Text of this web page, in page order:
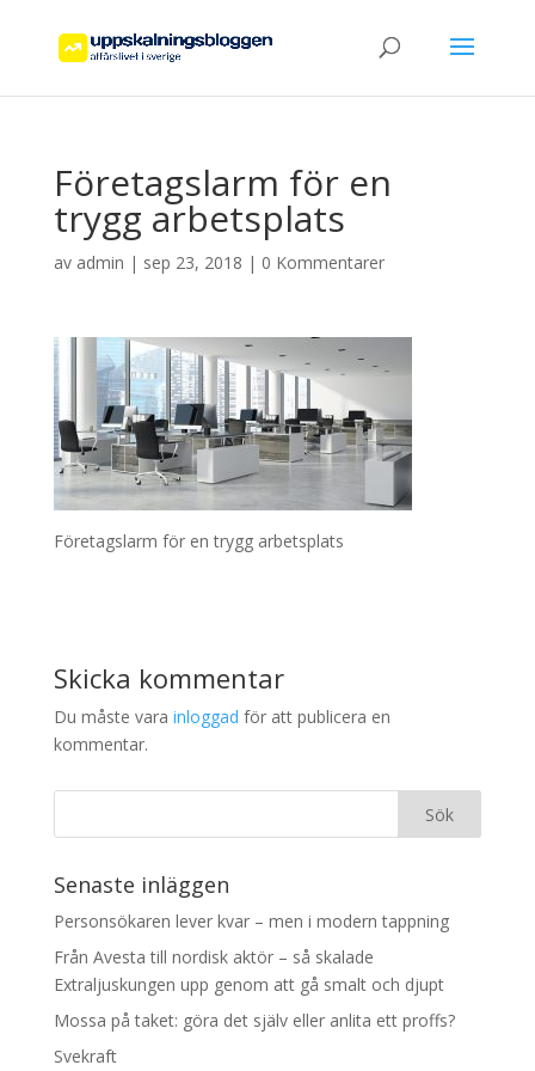
Företagslarm för en
trygg arbetsplats
av admin | sep 23, 2018 | 0 Kommentarer
Företagslarm för en trygg arbetsplats
Skicka kommentar
Du måste vara inloggad för att publicera en
kommentar.
Senaste inläggen
Personsökaren lever kvar – men i modern tappning
Från Avesta till nordisk aktör – så skalade
Extraljuskungen upp genom att gå smalt och djupt
Mossa på taket: göra det själv eller anlita ett proffs?
Svekraft